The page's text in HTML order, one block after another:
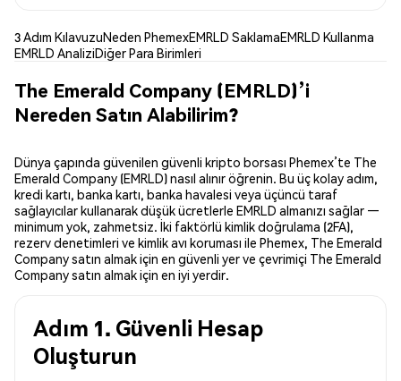
3 Adım KılavuzuNeden PhemexEMRLD SaklamaEMRLD Kullanma
EMRLD AnaliziDiğer Para Birimleri
The Emerald Company (EMRLD)’i
Nereden Satın Alabilirim?
Dünya çapında güvenilen güvenli kripto borsası Phemex’te The
Emerald Company (EMRLD) nasıl alınır öğrenin. Bu üç kolay adım,
kredi kartı, banka kartı, banka havalesi veya üçüncü taraf
sağlayıcılar kullanarak düşük ücretlerle EMRLD almanızı sağlar —
minimum yok, zahmetsiz. İki faktörlü kimlik doğrulama (2FA),
rezerv denetimleri ve kimlik avı koruması ile Phemex, The Emerald
Company satın almak için en güvenli yer ve çevrimiçi The Emerald
Company satın almak için en iyi yerdir.
Adım 1. Güvenli Hesap
Oluşturun